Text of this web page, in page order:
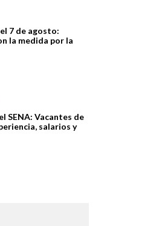
7 de agosto:
la medida por la
SENA: Vacantes de
salarios y